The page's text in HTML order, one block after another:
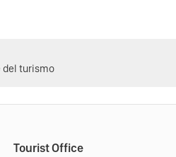
del turismo
Tourist Office